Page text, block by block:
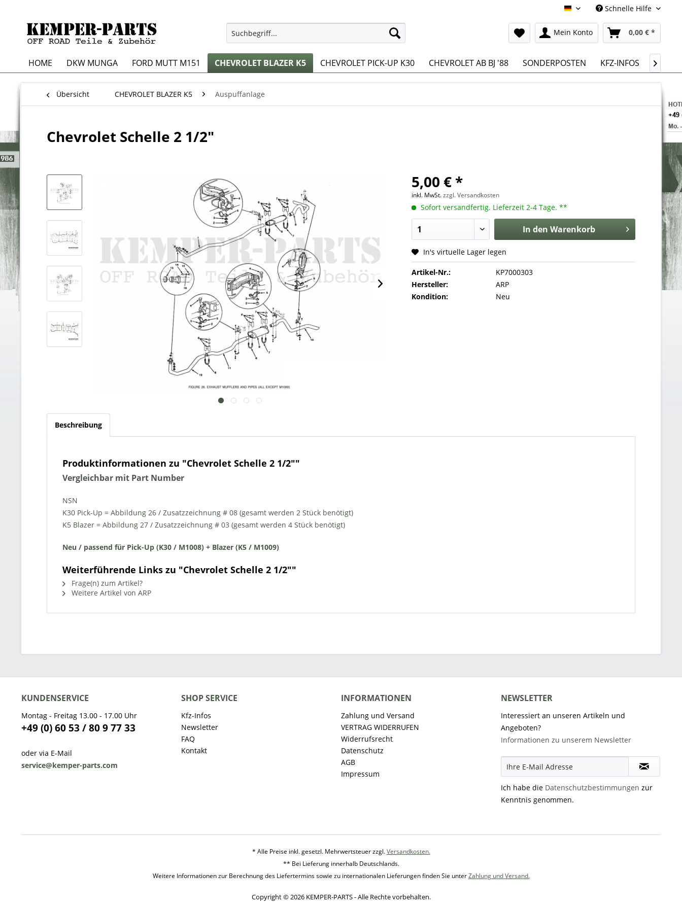
Deutsch Schnelle Hilfe
Mein Konto 0,00 € *
HOME DKW MUNGA FORD MUTT M151 CHEVROLET BLAZER K5 CHEVROLET PICK-UP K30 CHEVROLET AB BJ '88 SONDERPOSTEN KFZ-INFOS 
Übersicht CHEVROLET BLAZER K5 Auspuffanlage
Chevrolet Schelle 2 1/2"
5,00 € *
inkl. MwSt.zzgl. Versandkosten
Sofort versandfertig. Lieferzeit 2-4 Tage. **
In den Warenkorb
In's virtuelle Lager legen
Artikel-Nr.:
KP7000303
Hersteller:
ARP
Kondition:
Neu
Beschreibung
Produktinformationen zu "Chevrolet Schelle 2 1/2""
Vergleichbar mit Part Number
NSN
K30 Pick-Up = Abbildung 26 / Zusatzzeichnung # 08 (gesamt werden 2 Stück benötigt)
K5 Blazer = Abbildung 27 / Zusatzzeichnung # 03 (gesamt werden 4 Stück benötigt)
Neu / passend für Pick-Up (K30 / M1008) + Blazer (K5 / M1009)
Weiterführende Links zu "Chevrolet Schelle 2 1/2""
Frage(n) zum Artikel?
Weitere Artikel von ARP
KUNDENSERVICE
Montag - Freitag 13.00 - 17.00 Uhr
+49 (0) 60 53 / 80 9 77 33
oder via E-Mail
service@kemper-parts.com
SHOP SERVICE
Kfz-Infos
Newsletter
FAQ
Kontakt
INFORMATIONEN
Zahlung und Versand
VERTRAG WIDERRUFEN
Widerrufsrecht
Datenschutz
AGB
Impressum
NEWSLETTER
Interessiert an unseren Artikeln und
Angeboten?
Informationen zu unserem Newsletter
Ich habe die Datenschutzbestimmungen zur
Kenntnis genommen.
* Alle Preise inkl. gesetzl. Mehrwertsteuer zzgl.Versandkosten.
** Bei Lieferung innerhalb Deutschlands.
Weitere Informationen zur Berechnung des Liefertermins sowie zu internationalen Lieferungen finden Sie unterZahlung und Versand.
Copyright © 2026 KEMPER-PARTS - Alle Rechte vorbehalten.